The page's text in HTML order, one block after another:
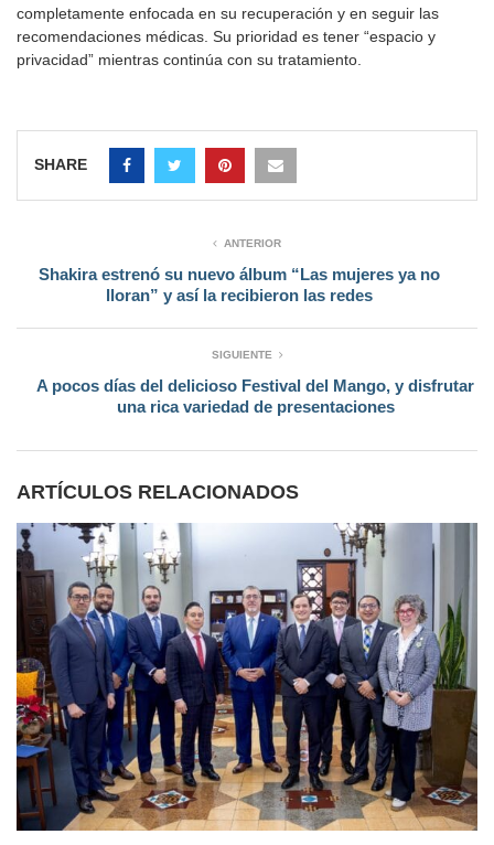
completamente enfocada en su recuperación y en seguir las
recomendaciones médicas. Su prioridad es tener “espacio y
privacidad” mientras continúa con su tratamiento.
SHARE
ANTERIOR
Shakira estrenó su nuevo álbum “Las mujeres ya no
lloran” y así la recibieron las redes
SIGUIENTE
A pocos días del delicioso Festival del Mango, y disfrutar
una rica variedad de presentaciones
ARTÍCULOS RELACIONADOS